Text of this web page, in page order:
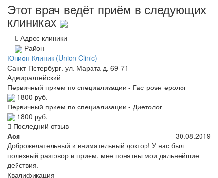
Этот врач ведёт приём в следующих
клиниках
Адрес клиники
Район
Юнион Клиник (Union Clinic)
Санкт-Петербург, ул. Марата д. 69-71
Адмиралтейский
Первичный прием по специализации - Гастроэнтеролог
1800 руб.
Первичный прием по специализации - Диетолог
1800 руб.
Последний отзыв
Ася
30.08.2019
Доброжелательный и внимательный доктор! У нас был
полезный разговор и прием, мне понятны мои дальнейшие
действия.
Квалификация